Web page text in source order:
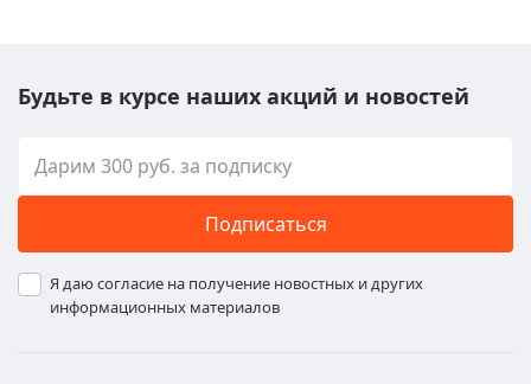
Будьте в курсе наших акций и новостей
Подписаться
Я даю согласие на получение новостных и других
информационных материалов